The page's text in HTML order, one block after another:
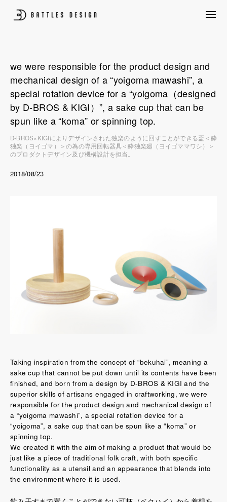
we were responsible for the product design and
mechanical design of a “yoigoma mawashi”, a
special rotation device for a “yoigoma（designed
by D-BROS & KIGI）”, a sake cup that can be
spun like a “koma” or spinning top.
D-BROS×KIGIによりデザインされた独楽のように回すことができる盃＜酔
独楽（ヨイゴマ）＞の為の専用回転器具＜酔独楽廻（ヨイゴママワシ）＞
のプロダクトデザイン及び機構設計を担当。
Design
Posted
2018/08/23
Taking inspiration from the concept of “bekuhai”, meaning a
sake cup that cannot be put down until its contents have been
finished, and born from a design by D-BROS & KIGI and the
superior skills of artisans engaged in craftworking, we were
responsible for the product design and mechanical design of
a “yoigoma mawashi”, a special rotation device for a
“yoigoma”, a sake cup that can be spun like a “koma” or
spinning top.
We created it with the aim of making a product that would be
just like a piece of traditional folk craft, with both specific
functionality as a utensil and an appearance that blends into
the environment where it is used.